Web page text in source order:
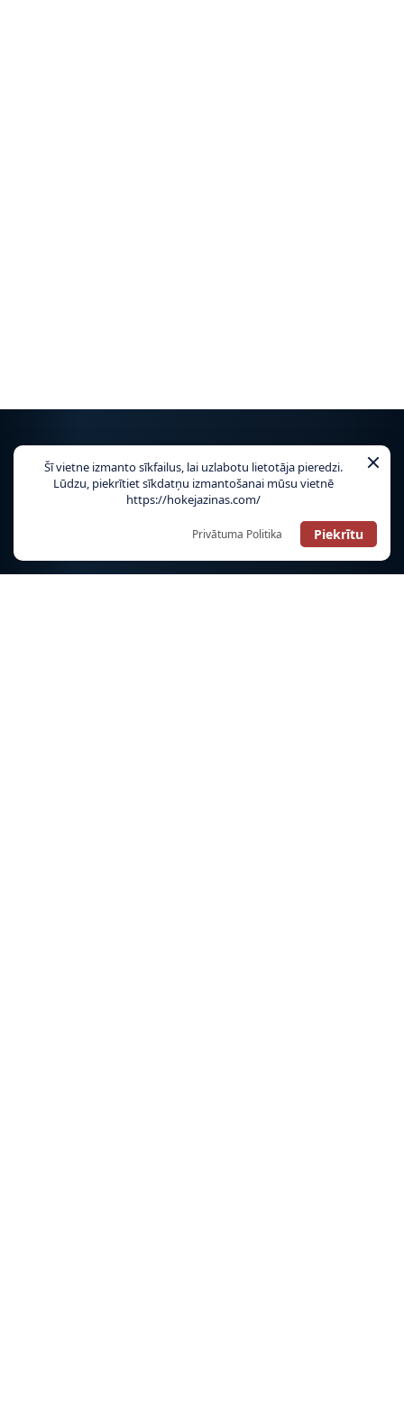
NHL
TIKAI HOKEJAZINAS.COM!
Šī vietne izmanto sīkfailus, lai uzlabotu lietotāja pieredzi.
Lūdzu, piekrītiet sīkdatņu izmantošanai mūsu vietnē
https://hokejazinas.com/
Privātuma Politika Piekrītu